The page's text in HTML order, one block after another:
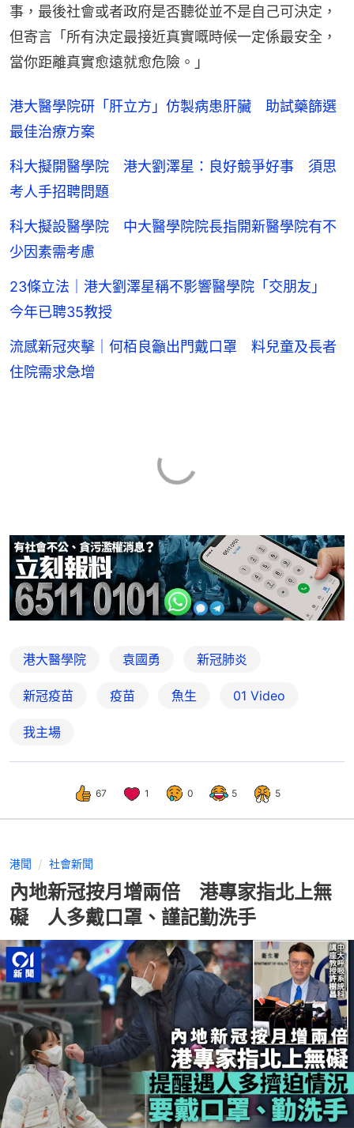
事，最後社會或者政府是否聽從並不是自己可決定，
但寄言「所有決定最接近真實嘅時候一定係最安全，
當你距離真實愈遠就愈危險。」
港大醫學院研「肝立方」仿製病患肝臟 助試藥篩選
最佳治療方案
科大擬開醫學院 港大劉澤星：良好競爭好事 須思
考人手招聘問題
科大擬設醫學院 中大醫學院院長指開新醫學院有不
少因素需考慮
23條立法｜港大劉澤星稱不影響醫學院「交朋友」
今年已聘35教授
流感新冠夾擊｜何栢良籲出門戴口罩 料兒童及長者
住院需求急增
港大醫學院 袁國勇 新冠肺炎
新冠疫苗 疫苗 魚生 01 Video
我主場
67 1 0 5 5
港聞 社會新聞
內地新冠按月增兩倍 港專家指北上無
礙 人多戴口罩、謹記勤洗手